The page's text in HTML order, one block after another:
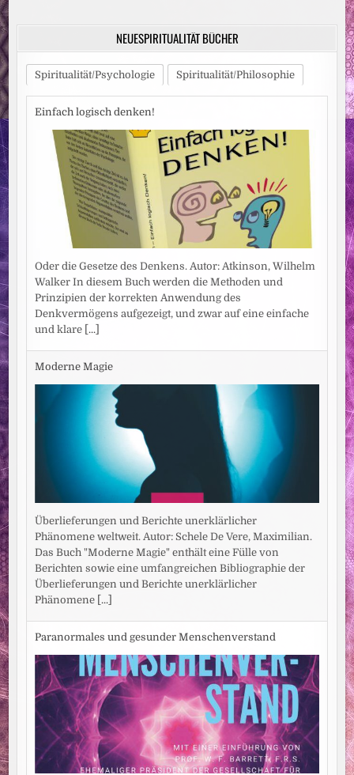
IM
FLUSSBETT
IN
ZWEI
TOTE
Beiträge
NEUESPIRITUALITÄT BÜCHER
Spiritualität/Psychologie Spiritualität/Philosophie
Einfach logisch denken!
Oder die Gesetze des Denkens. Autor: Atkinson, Wilhelm
Walker In diesem Buch werden die Methoden und
Prinzipien der korrekten Anwendung des
Denkvermögens aufgezeigt, und zwar auf eine einfache
und klare [...]
Moderne Magie
Überlieferungen und Berichte unerklärlicher
Phänomene weltweit. Autor: Schele De Vere, Maximilian.
Das Buch "Moderne Magie" enthält eine Fülle von
Berichten sowie eine umfangreichen Bibliographie der
Überlieferungen und Berichte unerklärlicher
Phänomene [...]
Paranormales und gesunder Menschenverstand